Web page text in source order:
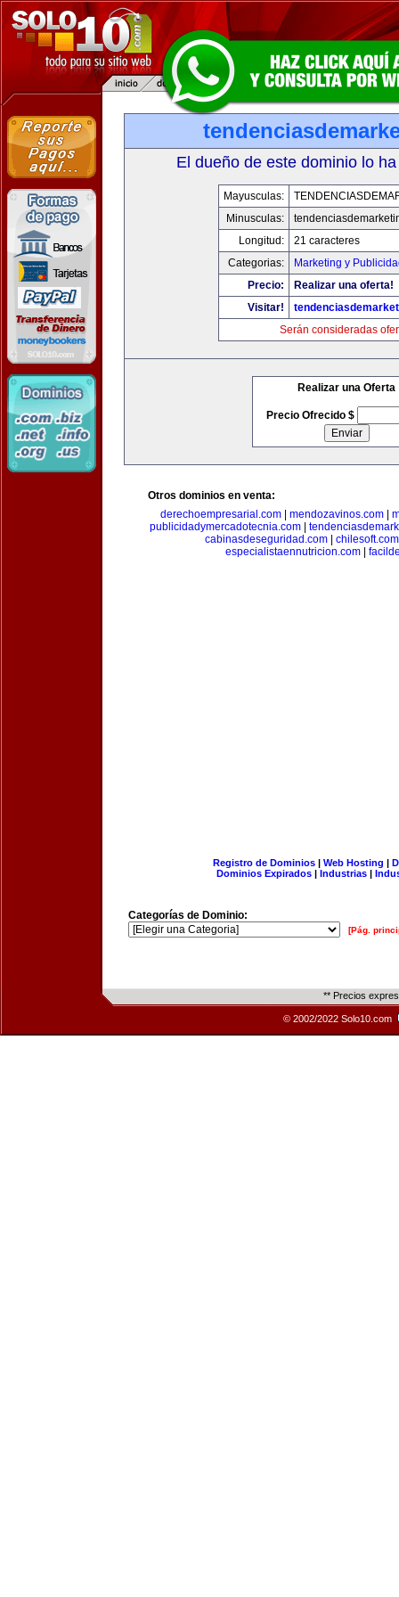
El dueño de este dominio lo
Mayusculas:
Minusculas:
Longitud:
21 caracteres
Categorias:
Marketing y
Precio:
Realizar una oferta!
Visitar!
Serán consideradas
Realizar una Oferta
Precio Ofrecido $
Otros dominios en venta:
derechoempresarial.com
mendozavinos.com
publicidadymercadotecnia.com|
cabinasdeseguridad.com| chilesoft.com
especialistaennutricion.com|
Registro de Dominios| Web Hosting |
Dominios Expirados | Industrias |
Categorías de Dominio:
[Pág.
** Precios
© 2002/2022 Solo10.com